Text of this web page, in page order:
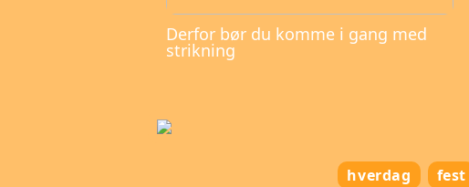
Derfor bør du komme i gang med
strikning
hverdag fest